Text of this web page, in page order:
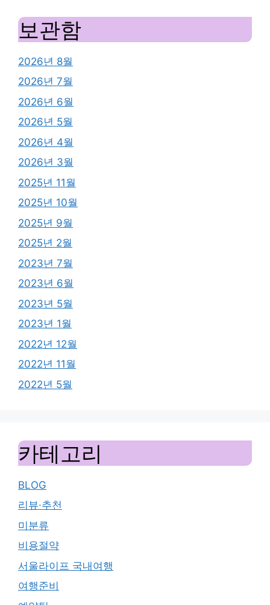
보관함
2026년 8월
2026년 7월
2026년 6월
2026년 5월
2026년 4월
2026년 3월
2025년 11월
2025년 10월
2025년 9월
2025년 2월
2023년 7월
2023년 6월
2023년 5월
2023년 1월
2022년 12월
2022년 11월
2022년 5월
카테고리
BLOG
리뷰·추천
미분류
비용절약
서울라이프 국내여행
여행준비